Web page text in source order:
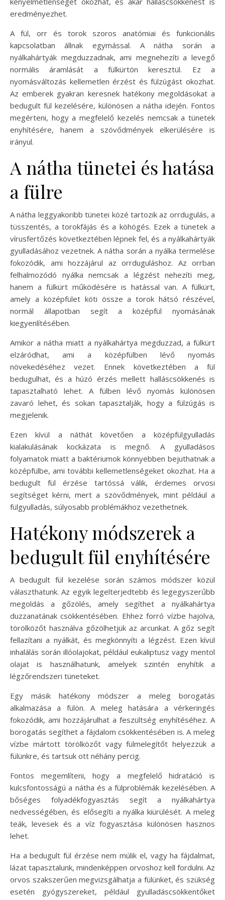
eredményezhet.
A fül, orr és torok szoros anatómiai és funkcionális
kapcsolatban állnak egymással. A nátha során a
nyálkahártyák megduzzadnak, ami megnehezíti a levegő
normális áramlását a fülkürtön keresztül. Ez a
nyomásváltozás kellemetlen érzést és fülzúgást okozhat.
Az emberek gyakran keresnek hatékony megoldásokat a
bedugult fül kezelésére, különösen a nátha idején. Fontos
megérteni, hogy a megfelelő kezelés nemcsak a tünetek
enyhítésére, hanem a szövődmények elkerülésére is
irányul.
A nátha tünetei és hatása
a fülre
A nátha leggyakoribb tünetei közé tartozik az orrdugulás, a
tüsszentés, a torokfájás és a köhögés. Ezek a tünetek a
vírusfertőzés következtében lépnek fel, és a nyálkahártyák
gyulladásához vezetnek. A nátha során a nyálka termelése
fokozódik, ami hozzájárul az orrduguláshoz. Az orrban
felhalmozódó nyálka nemcsak a légzést nehezíti meg,
hanem a fülkürt működésére is hatással van. A fülkürt,
amely a középfület köti össze a torok hátsó részével,
normál állapotban segít a középfül nyomásának
kiegyenlítésében.
Amikor a nátha miatt a nyálkahártya megduzzad, a fülkürt
elzáródhat, ami a középfülben lévő nyomás
növekedéséhez vezet. Ennek következtében a fül
bedugulhat, és a húzó érzés mellett halláscsökkenés is
tapasztalható lehet. A fülben lévő nyomás különösen
zavaró lehet, és sokan tapasztalják, hogy a fülzúgás is
megjelenik.
Ezen kívül a náthát követően a középfülgyulladás
kialakulásának kockázata is megnő. A gyulladásos
folyamatok miatt a baktériumok könnyebben bejuthatnak a
középfülbe, ami további kellemetlenségeket okozhat. Ha a
bedugult fül érzése tartóssá válik, érdemes orvosi
segítséget kérni, mert a szövődmények, mint például a
fülgyulladás, súlyosabb problémákhoz vezethetnek.
Hatékony módszerek a
bedugult fül enyhítésére
A bedugult fül kezelése során számos módszer közül
választhatunk. Az egyik legelterjedtebb és legegyszerűbb
megoldás a gőzölés, amely segíthet a nyálkahártya
duzzanatának csökkentésében. Ehhez forró vízbe hajolva,
törölközőt használva gőzölhetjük az arcunkat. A gőz segít
fellazítani a nyálkát, és megkönnyíti a légzést. Ezen kívül
inhalálás során illóolajokat, például eukaliptusz vagy mentol
olajat is használhatunk, amelyek szintén enyhítik a
légzőrendszeri tüneteket.
Egy másik hatékony módszer a meleg borogatás
alkalmazása a fülön. A meleg hatására a vérkeringés
fokozódik, ami hozzájárulhat a feszültség enyhítéséhez. A
borogatás segíthet a fájdalom csökkentésében is. A meleg
vízbe mártott törölközőt vagy fülmelegítőt helyezzük a
fülünkre, és tartsuk ott néhány percig.
Fontos megemlíteni, hogy a megfelelő hidratáció is
kulcsfontosságú a nátha és a fülproblémák kezelésében. A
bőséges folyadékfogyasztás segít a nyálkahártya
nedvességében, és elősegíti a nyálka kiürülését. A meleg
teák, levesek és a víz fogyasztása különösen hasznos
lehet.
Ha a bedugult fül érzése nem múlik el, vagy ha fájdalmat,
lázat tapasztalunk, mindenképpen orvoshoz kell fordulni. Az
orvos szakszerűen megvizsgálhatja a fülünket, és szükség
esetén gyógyszereket, például gyulladáscsökkentőket